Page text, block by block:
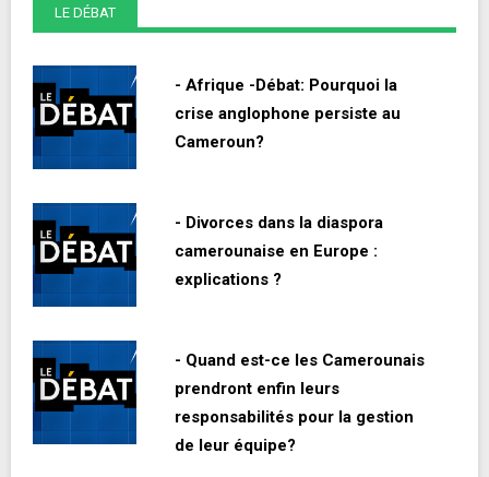
LE DÉBAT
- Afrique -Débat: Pourquoi la
crise anglophone persiste au
Cameroun?
- Divorces dans la diaspora
camerounaise en Europe :
explications ?
- Quand est-ce les Camerounais
prendront enfin leurs
responsabilités pour la gestion
de leur équipe?